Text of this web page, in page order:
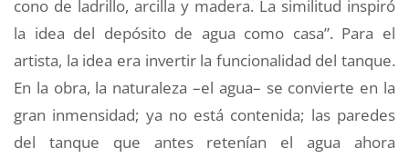
cono de ladrillo, arcilla y madera. La similitud inspiró
la idea del depósito de agua como casa”. Para el
artista, la idea era invertir la funcionalidad del tanque.
En la obra, la naturaleza –el agua– se convierte en la
gran inmensidad; ya no está contenida; las paredes
del tanque que antes retenían el agua ahora